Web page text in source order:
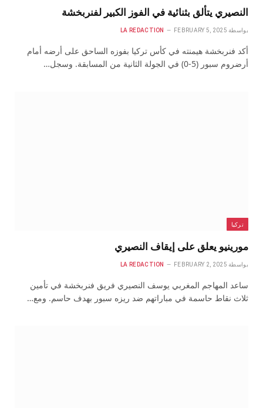
النصيري يتألق بثنائية في الفوز الكبير لفنربخشة
بواسطة LA REDACTION FEBRUARY 5, 2025
أكد فنربخشة هيمنته في كأس تركيا بفوزه الساحق على أرضه أمام
أرضروم سبور (5-0) في الجولة الثانية من المسابقة. وسجل…
تركيا
مورينيو يعلق على إيقاف النصيري
بواسطة LA REDACTION FEBRUARY 2, 2025
ساعد المهاجم المغربي يوسف النصيري فريق فنربخشة في تأمين
ثلاث نقاط حاسمة في مباراتهم ضد ريزه سبور بهدف حاسم. ومع…